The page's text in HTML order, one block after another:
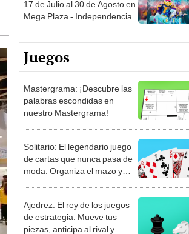
17 de Julio al 30 de Agosto en
Mega Plaza - Independencia
Juegos
Mastergrama: ¡Descubre las
palabras escondidas en
nuestro Mastergrama!
Solitario: El legendario juego
de cartas que nunca pasa de
moda. Organiza el mazo y
Ajedrez: El rey de los juegos
de estrategia. Mueve tus
piezas, anticipa al rival y